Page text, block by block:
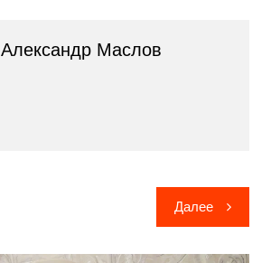
Александр Маслов
Далее